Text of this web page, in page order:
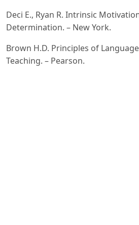
Deci E., Ryan R. Intrinsic
Determination. – New York.
Brown H.D. Principles of
Teaching. – Pearson.